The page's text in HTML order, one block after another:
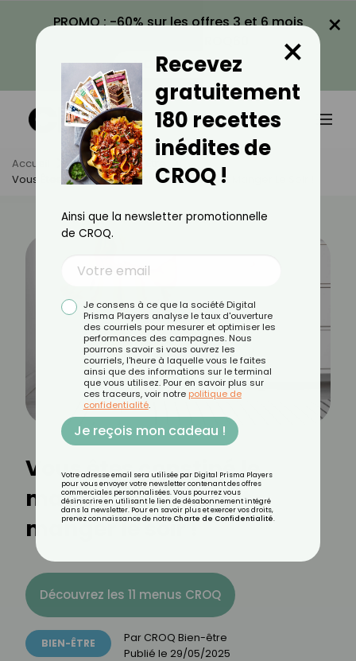
PROMO : -60% sur les offres 3 et 6 mois
VOIR LA PROMO
×
Accueil Actus
Bien-Être
Vous Êtes Constipé Le Matin ? Ce Qu’il Faut Manger Le Soir !
Vous êtes constipé le
matin ? Ce qu’il faut
manger le soir !
Découvrez les 11 menus CROQ
BIEN-ÊTRE Par CROQ Bien-être
Publié le 29/05/2025
Recevez
gratuitement
180 recettes
inédites de
CROQ !
×
Ainsi que la newsletter promotionnelle
de CROQ.
Je consens à ce que la société Digital
Prisma Players analyse le taux d'ouverture
des courriels pour mesurer et optimiser les
performances des campagnes. Nous
pourrons savoir si vous ouvrez les
courriels, l'heure à laquelle vous le faites
ainsi que des informations sur le terminal
que vous utilisez. Pour en savoir plus sur
ces traceurs, voir notre politique de
confidentialité.
Je reçois mon cadeau !
Votre adresse email sera utilisée par Digital Prisma Players
pour vous envoyer votre newsletter contenant des offres
commerciales personnalisées. Vous pourrez vous
désinscrire en utilisant le lien de désabonnement intégré
dans la newsletter. Pour en savoir plus et exercer vos droits,
prenez connaissance de notre Charte de Confidentialité.